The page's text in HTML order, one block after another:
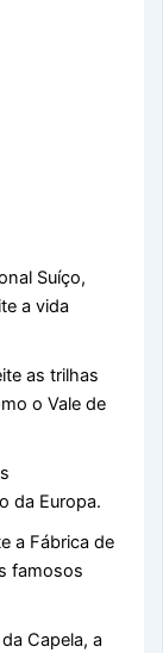
Suíço,
a vida
as trilhas
o Vale de
da Europa.
a Fábrica de
famosos
Capela, a